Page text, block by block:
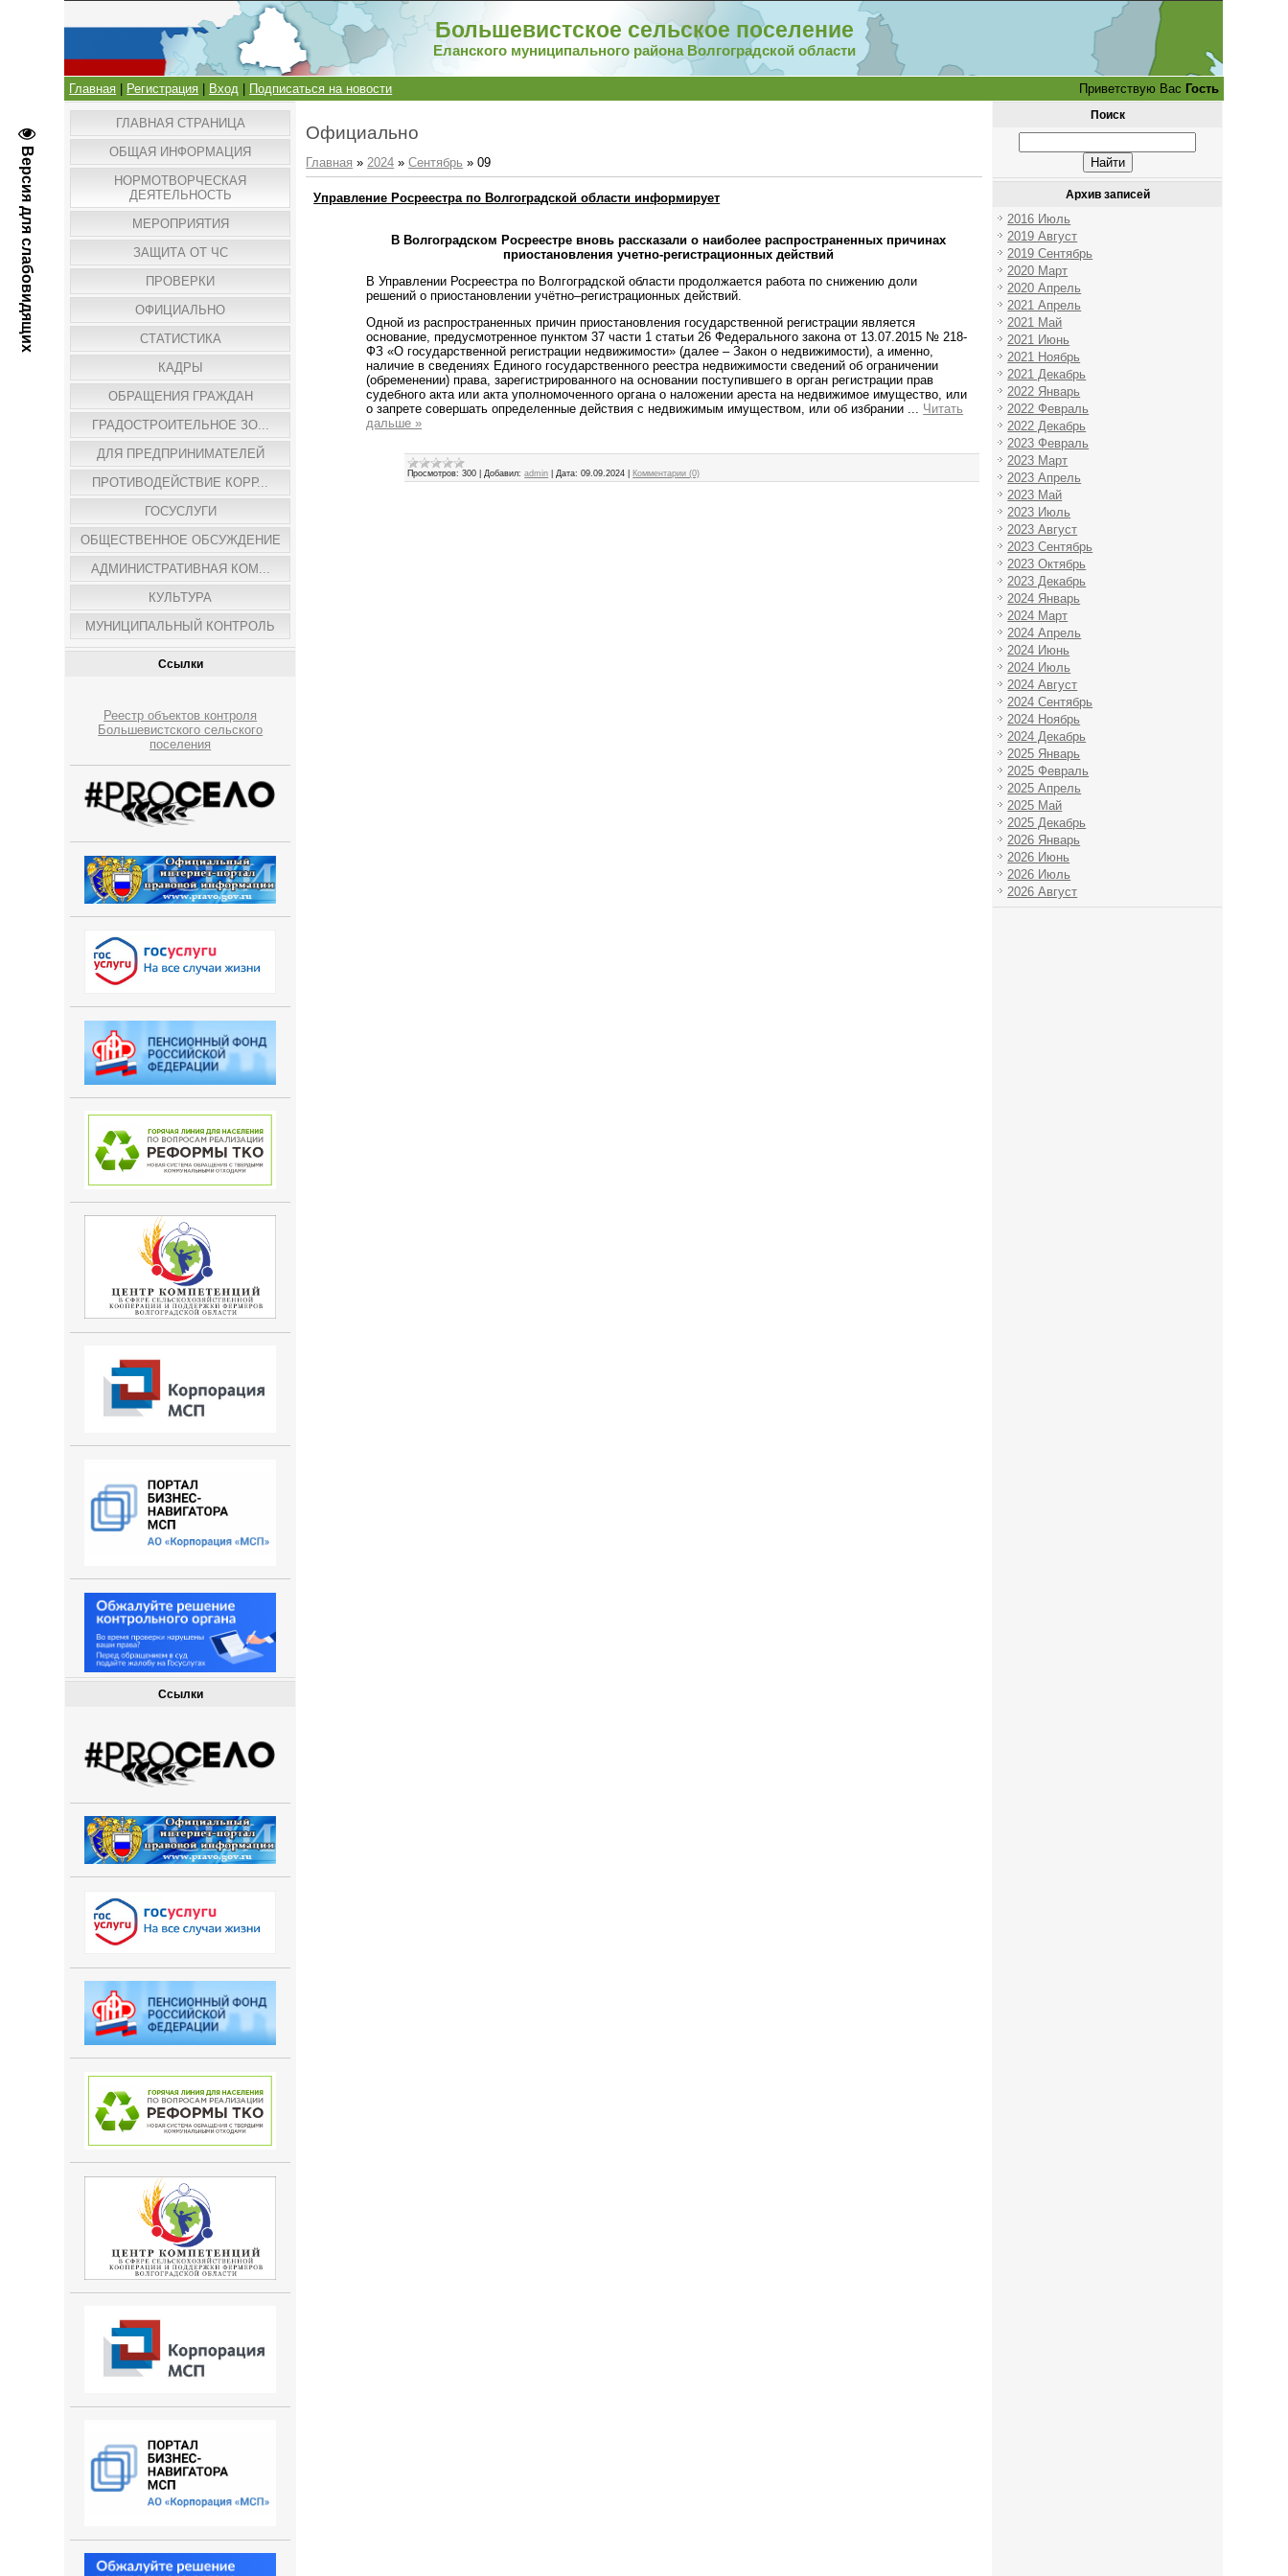
Версия для слабовидящих
Большевистское сельское поселение
Еланского муниципального района Волгоградской области
Главная Регистрация Вход Подписаться на новости Приветствую Вас Гость
ГЛАВНАЯ СТРАНИЦА
ОБЩАЯ ИНФОРМАЦИЯ
НОРМОТВОРЧЕСКАЯ
ДЕЯТЕЛЬНОСТЬ
МЕРОПРИЯТИЯ
ЗАЩИТА ОТ ЧС
ПРОВЕРКИ
ОФИЦИАЛЬНО
СТАТИСТИКА
КАДРЫ
ОБРАЩЕНИЯ ГРАЖДАН
ГРАДОСТРОИТЕЛЬНОЕ ЗО...
ДЛЯ ПРЕДПРИНИМАТЕЛЕЙ
ПРОТИВОДЕЙСТВИЕ КОРР...
ГОСУСЛУГИ
ОБЩЕСТВЕННОЕ ОБСУЖДЕНИЕ
АДМИНИСТРАТИВНАЯ КОМ...
КУЛЬТУРА
МУНИЦИПАЛЬНЫЙ КОНТРОЛЬ
Ссылки
Реестр объектов контроля
Большевистского сельского
поселения
Ссылки
Официально
Главная »2024 » Сентябрь » 09
Управление Росреестра по Волгоградской области информирует
В Волгоградском Росреестре вновь рассказали о наиболее распространенных причинах
приостановления учетно-регистрационных действий
В Управлении Росреестра по Волгоградской области продолжается работа по снижению доли
решений о приостановлении учётно–регистрационных действий.
Одной из распространенных причин приостановления государственной регистрации является
основание, предусмотренное пунктом 37 части 1 статьи 26 Федерального закона от 13.07.2015 № 218-
ФЗ «О государственной регистрации недвижимости» (далее – Закон о недвижимости), а именно,
наличие в сведениях Единого государственного реестра недвижимости сведений об ограничении
(обременении) права, зарегистрированного на основании поступившего в орган регистрации прав
судебного акта или акта уполномоченного органа о наложении ареста на недвижимое имущество, или
о запрете совершать определенные действия с недвижимым имуществом, или об избрании ... Читать
дальше »
Просмотров: 300 Добавил: admin Дата: 09.09.2024 Комментарии (0)
Поиск
Архив записей
2016 Июль
2019 Август
2019 Сентябрь
2020 Март
2020 Апрель
2021 Апрель
2021 Май
2021 Июнь
2021 Ноябрь
2021 Декабрь
2022 Январь
2022 Февраль
2022 Декабрь
2023 Февраль
2023 Март
2023 Апрель
2023 Май
2023 Июль
2023 Август
2023 Сентябрь
2023 Октябрь
2023 Декабрь
2024 Январь
2024 Март
2024 Апрель
2024 Июнь
2024 Июль
2024 Август
2024 Сентябрь
2024 Ноябрь
2024 Декабрь
2025 Январь
2025 Февраль
2025 Апрель
2025 Май
2025 Декабрь
2026 Январь
2026 Июнь
2026 Июль
2026 Август